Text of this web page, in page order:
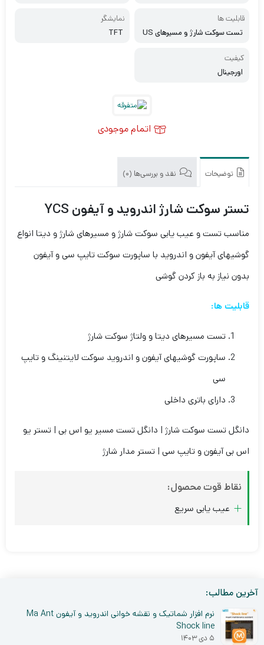
قابلیت ها
تست سوکت شارژ و مسیرهای US
نمایشگر
TFT
کیفیت
اورجینال
اتمام موجودی
توضیحات نقد و بررسی‌ها (0)
تستر سوکت شارژ اندروید و آیفون YCS
مناسب تست و عیب یابی سوکت شارژ و مسیرهای شارژ و دیتا انواع
گوشیهای آیفون و اندروید با ساپورت سوکت تایپ سی و آیفون
بدون نیاز به باز کردن گوشی
قابلیت ها:
تست مسیرهای دیتا و ولتاژ سوکت شارژ
ساپورت گوشیهای آیفون و اندروید سوکت لایتنینگ و تایپ
سی
دارای باتری داخلی
دانگل تست سوکت شارژ | دانگل تست مسیر یو اس بی | تستر یو
اس بی آیفون و تایپ سی | تستر مدار شارژ
نقاط قوت محصول:
عیب یابی سریع
آخرین مطالب:
نرم افزار شماتیک و نقشه خوانی اندروید و آیفون Ma Ant
Shock line
۵ دی ۱۴۰۳